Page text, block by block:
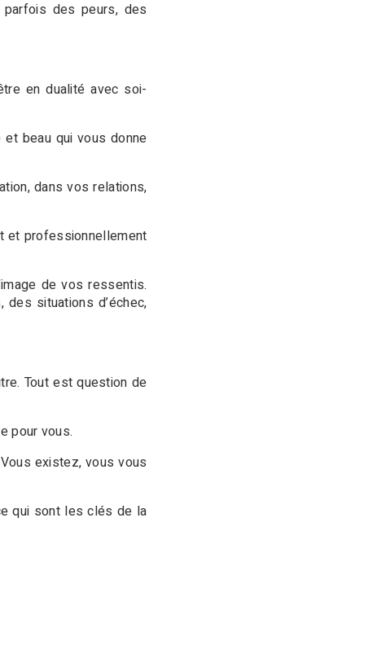
des peurs, des
en dualité avec soi-
beau qui vous donne
dans vos relations,
et professionnellement
de vos ressentis.
situations d’échec,
Tout est question de
pour vous.
existez, vous vous
qui sont les clés de la